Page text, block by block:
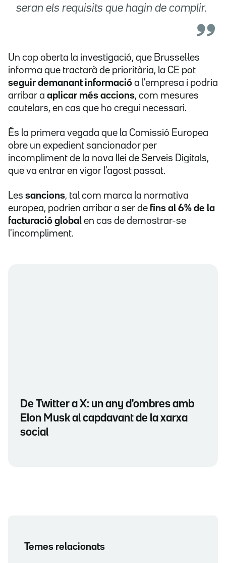
seran els requisits que hagin de complir.
Un cop oberta la investigació, que Brussel·les
informa que tractarà de prioritària, la CE pot
seguir demanant informació a l'empresa i podria
arribar a aplicar més accions, com mesures
cautelars, en cas que ho cregui necessari.
És la primera vegada que la Comissió Europea
obre un expedient sancionador per
incompliment de la nova llei de Serveis Digitals,
que va entrar en vigor l'agost passat.
Les sancions, tal com marca la normativa
europea, podrien arribar a ser de fins al 6% de la
facturació global en cas de demostrar-se
l'incompliment.
De Twitter a X: un any d'ombres amb
Elon Musk al capdavant de la xarxa
social
Temes relacionats